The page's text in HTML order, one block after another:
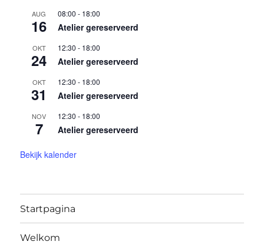
AUG
16
08:00 - 18:00
Atelier gereserveerd
OKT
24
12:30 - 18:00
Atelier gereserveerd
OKT
31
12:30 - 18:00
Atelier gereserveerd
NOV
7
12:30 - 18:00
Atelier gereserveerd
Bekijk kalender
Startpagina
Welkom